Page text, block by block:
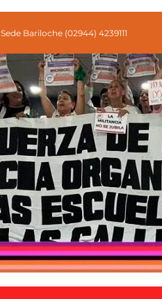
Sede Bariloche (02944) 4239111